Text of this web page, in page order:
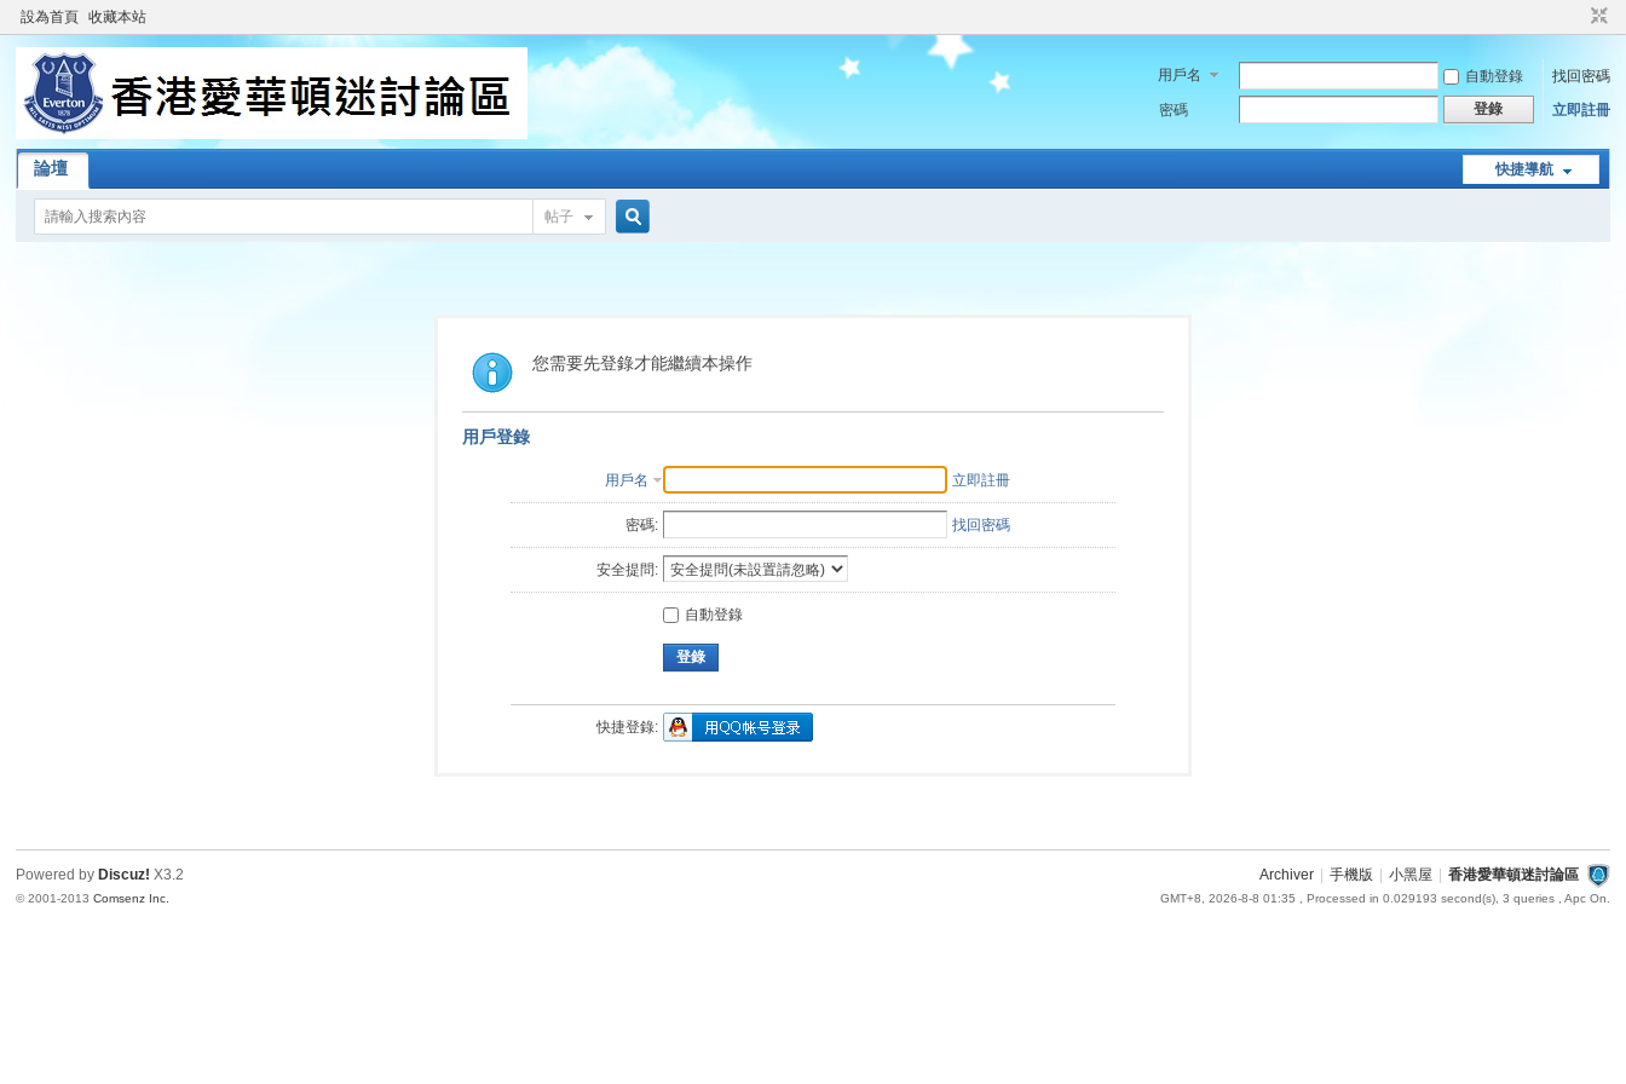
設為首頁 收藏本站
用戶名 自動登錄
找回密碼
密碼
登錄 立即註冊
快捷導航
論壇
帖子
索
您需要先登錄才能繼續本操作
用戶登錄
用戶名 立即註冊
密碼: 找回密碼
安全提問:
自動登錄
登錄
快捷登錄:
Archiver 手機版 小黑屋 香港愛華頓迷討論區
GMT+8, 2026-8-8 01:35 , Processed in 0.029193 second(s), 3 queries , Apc On.
Powered by Discuz! X3.2
© 2001-2013Comsenz Inc.